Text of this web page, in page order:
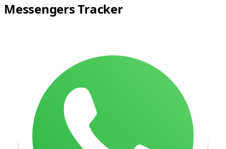
Messengers Tracker